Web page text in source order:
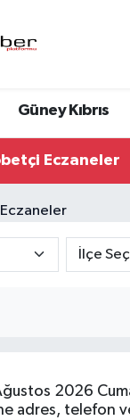
Güney Kıbrıs
Eczaneler
2026
adres, telefon
Durumu ve